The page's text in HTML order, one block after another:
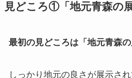
見どころ①「地元青森の展
最初の見どころは「地元青森の
しっかり地元の良さが展示され